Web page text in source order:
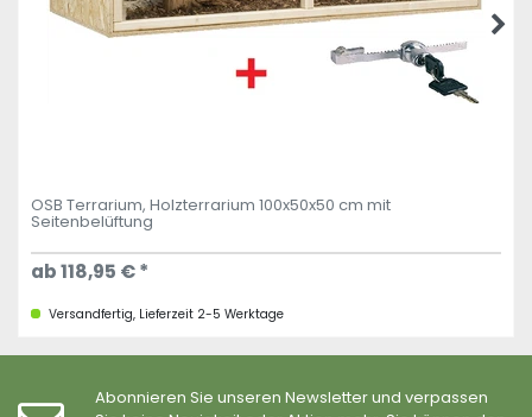
OSB Terrarium, Holzterrarium 100x50x50 cm mit
Seitenbelüftung
ab 118,95 € *
Versandfertig, Lieferzeit 2-5 Werktage
Abonnieren Sie unseren Newsletter und verpassen